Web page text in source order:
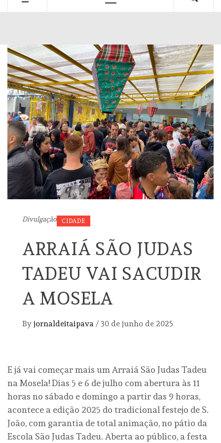
Divulgação CIDADE
ARRAIÁ SÃO JUDAS
TADEU VAI SACUDIR
A MOSELA
By jornaldeitaipava / 30 de junho de 2025
E já vai começar mais um Arraiá São Judas Tadeu
na Mosela! Dias 5 e 6 de julho com abertura às 11
horas no sábado e domingo a partir das 9 horas,
acontece a edição 2025 do tradicional festejo de S.
João, com garantia de total animação, no pátio da
Escola São Judas Tadeu. Aberta ao público, a festa